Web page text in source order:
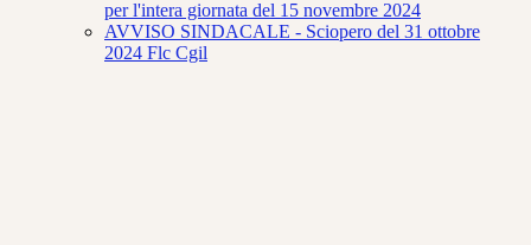
per l'intera giornata del 15 novembre 2024
AVVISO SINDACALE - Sciopero del 31 ottobre
2024 Flc Cgil